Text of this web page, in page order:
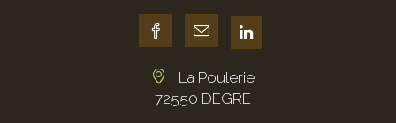
La Poulerie
72550 DEGRE